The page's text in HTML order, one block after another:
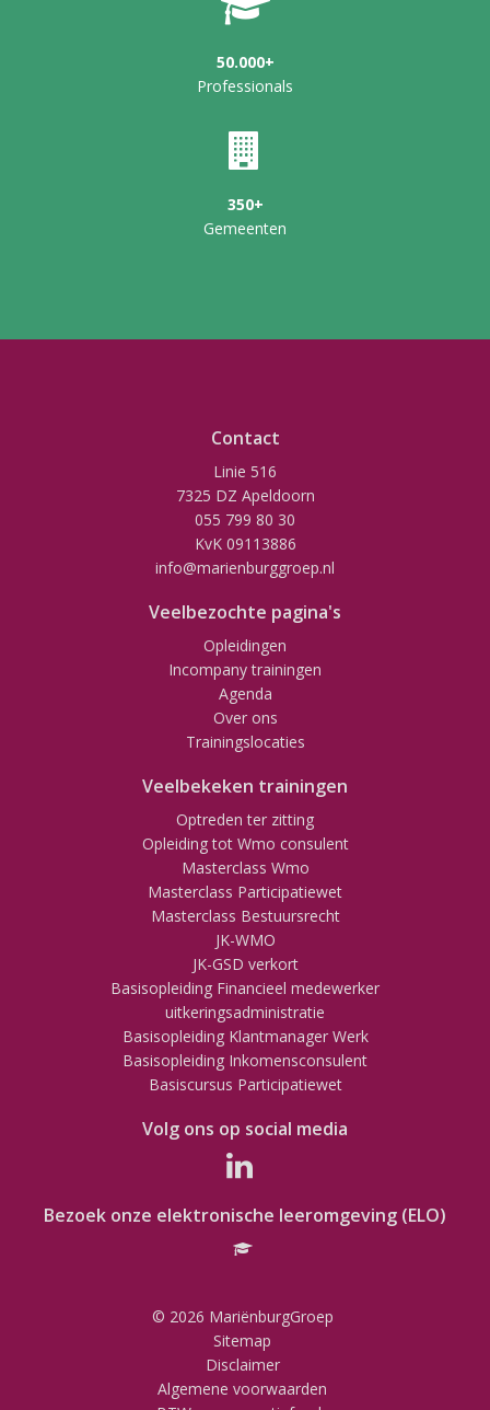
50.000+
Professionals
350+
Gemeenten
Contact
Linie 516
7325 DZ Apeldoorn
055 799 80 30
KvK 09113886
info@marienburggroep.nl
Veelbezochte pagina's
Opleidingen
Incompany trainingen
Agenda
Over ons
Trainingslocaties
Veelbekeken trainingen
Optreden ter zitting
Opleiding tot Wmo consulent
Masterclass Wmo
Masterclass Participatiewet
Masterclass Bestuursrecht
JK-WMO
JK-GSD verkort
Basisopleiding Financieel medewerker
uitkeringsadministratie
Basisopleiding Klantmanager Werk
Basisopleiding Inkomensconsulent
Basiscursus Participatiewet
Volg ons op social media
Bezoek onze elektronische leeromgeving (ELO)
© 2026 MariënburgGroep
Sitemap
Disclaimer
Algemene voorwaarden